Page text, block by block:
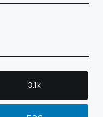
3.1k